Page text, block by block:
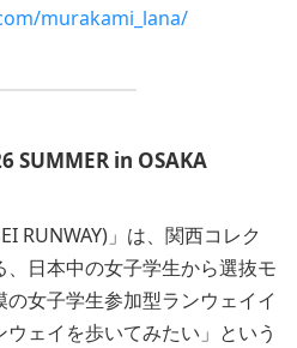
murakami_lana/
SUMMER in OSAKA
RUNWAY)」は、関西コレク
日本中の女子学生から選抜モ
女子学生参加型ランウェイイ
ェイを歩いてみたい」という